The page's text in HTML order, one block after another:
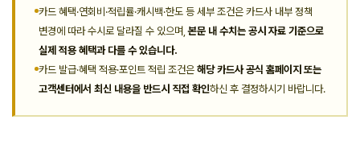
카드 혜택·연회비·적립률·캐시백·한도 등 세부 조건은 카드사 내부 정책
변경에 따라 수시로 달라질 수 있으며,본문 내 수치는 공시 자료 기준으로
실제 적용 혜택과 다를 수 있습니다.
카드 발급·혜택 적용·포인트 적립 조건은 해당 카드사 공식 홈페이지 또는
고객센터에서 최신 내용을 반드시 직접 확인하신 후 결정하시기 바랍니다.